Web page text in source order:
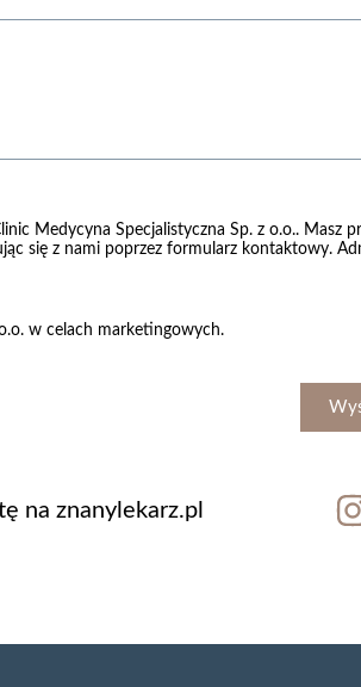
Medycyna Specjalistyczna Sp. z o.o.. Masz
się z nami poprzez formularz kontaktowy.
w celach marketingowych.
na znanylekarz.pl